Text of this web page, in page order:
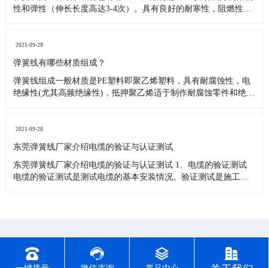
从
为您讲解选购弹簧线的事项
移动照明设备电缆自动门，升降机电梯按摩椅，机器人仪器仪表
线呢？就由小编来告诉你吧！ 1、弹簧线的线径是多少、几芯的、
每根芯是几号线。有没有其他特殊的要求。 2、弹簧线外被用的胶
料是PU还
2021-09-28
什么是弹簧线？
氧化强，不惧油污。适用于多种特殊环境中。 弹簧线的材质主要
簧线，经济性高，低机械和抗化学能力。中等弹性力。适合于轻
工业、计算机等场合安装使用。 2、PU弹簧线，非常好的弹性
力。具
2021-09-28
弹簧线螺旋电缆生产细节和流程？
氧乙烯，聚乙烯，聚乙烯或共聚乙烯的不同情况，以满足不同的
情况。
2021-09-28
弹簧线有哪些材质组成？